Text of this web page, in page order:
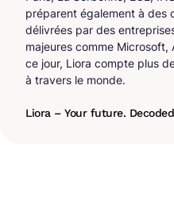
préparent également à des
délivrées par des
majeures comme Microsoft,
ce jour, Liora compte plus
à travers le monde.
Liora – Your future.